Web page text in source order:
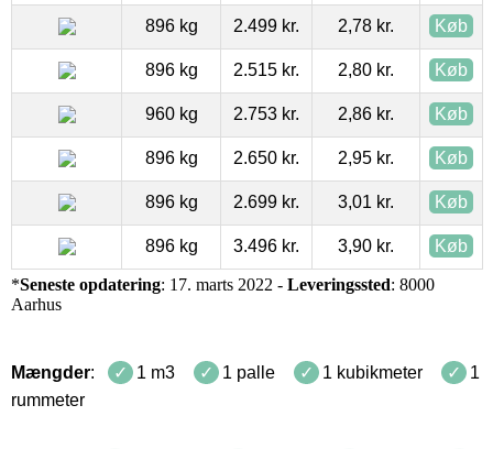
896 kg 2.499 kr. 2,78 kr. Køb
896 kg 2.515 kr. 2,80 kr. Køb
960 kg 2.753 kr. 2,86 kr. Køb
896 kg 2.650 kr. 2,95 kr. Køb
896 kg 2.699 kr. 3,01 kr. Køb
896 kg 3.496 kr. 3,90 kr. Køb
*Seneste opdatering: 17. marts 2022 - Leveringssted: 8000
Aarhus
Mængder: 1 m3 1 palle 1 kubikmeter
1
rummeter